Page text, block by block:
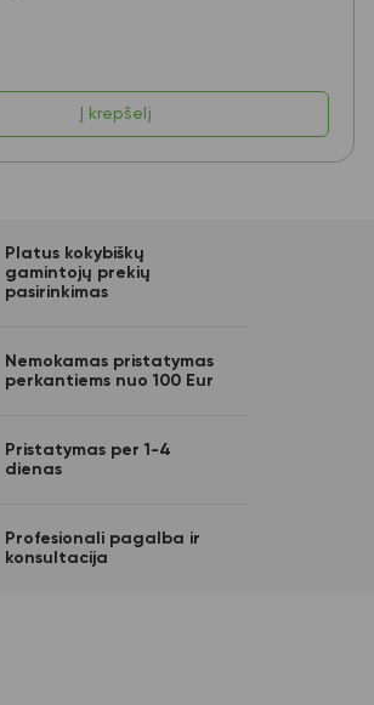
Į krepšelį
Platus kokybiškų
gamintojų prekių
pasirinkimas
Nemokamas pristatymas
perkantiems nuo 100 Eur
Pristatymas per 1-4
dienas
Profesionali pagalba ir
konsultacija